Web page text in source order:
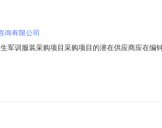
询有限公司
训服装采购项目采购项目的潜在供应商应在编
）最高限价（如有）：48.0000000万元（人民